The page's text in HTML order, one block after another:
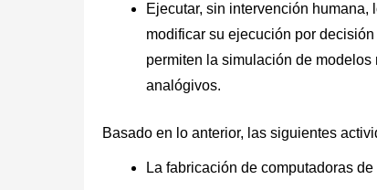
Ejecutar, sin intervención
modificar su ejecución por
permiten la simulación de
analógivos.
Basado en lo anterior, las siguientes
La fabricación de computadoras de